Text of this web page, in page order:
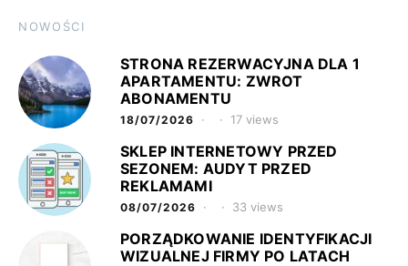
NOWOŚCI
STRONA REZERWACYJNA DLA 1
APARTAMENTU: ZWROT
ABONAMENTU
18/07/2026 17 views
SKLEP INTERNETOWY PRZED
SEZONEM: AUDYT PRZED
REKLAMAMI
08/07/2026 33 views
PORZĄDKOWANIE IDENTYFIKACJI
WIZUALNEJ FIRMY PO LATACH